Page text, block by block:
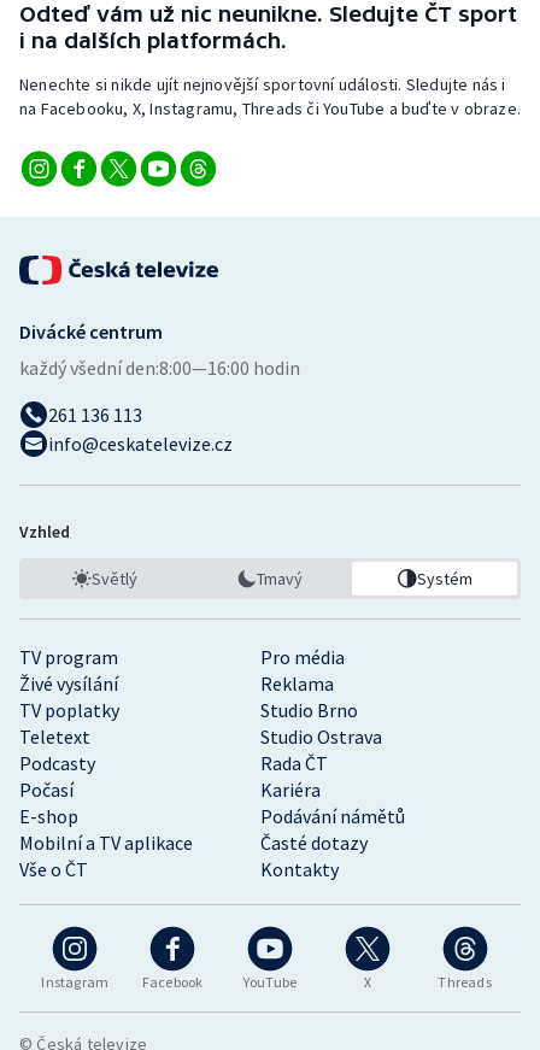
Triatlon
Veslování
Vodní slalom
Volejbal
Ostatní
Odteď vám už nic neunikne. Sledujte ČT sport
i na dalších platformách.
Nenechte si nikde ujít nejnovější sportovní události. Sledujte nás i
na Facebooku, X, Instagramu, Threads či YouTube a buďte v obraze.
Instagram Facebook YouTube X Threads
TV program
Pro média
Živé vysílání
Reklama
TV poplatky
Studio Brno
Teletext
Studio Ostrava
Podcasty
Rada ČT
Počasí
Kariéra
E-shop
Podávání námětů
Mobilní a TV aplikace
Časté dotazy
Vše o ČT
Kontakty
Divácké centrum
každý všední den:8:00—16:00 hodin
261 136 113
info@ceskatelevize.cz
Vzhled
Světlý Tmavý Systém
© Česká televize